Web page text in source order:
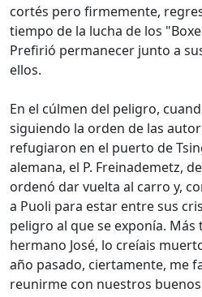
cortés pero firmemente,
tiempo de la lucha de los
Prefirió permanecer junto a
ellos.
En el cúlmen del peligro,
siguiendo la orden de las
refugiaron en el puerto de
alemana, el P. Freinademetz,
ordenó dar vuelta al carro y,
a Puoli para estar entre sus
peligro al que se exponía. Más
hermano José, lo creíais
año pasado, ciertamente, me
reunirme con nuestros